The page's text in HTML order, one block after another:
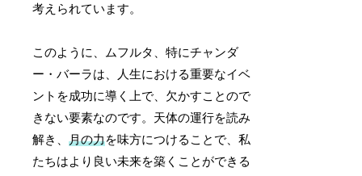
考えられています。
このように、ムフルタ、特にチャンダ
ー・バーラは、人生における重要なイベ
ントを成功に導く上で、欠かすことので
きない要素なのです。天体の運行を読み
解き、月の力を味方につけることで、私
たちはより良い未来を築くことができる